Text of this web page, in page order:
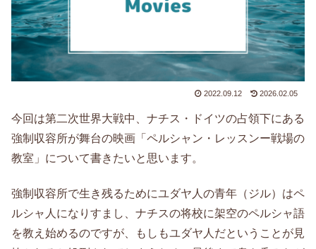
2022.09.12 2026.02.05
今回は第二次世界大戦中、ナチス・ドイツの占領下にある
強制収容所が舞台の映画「ペルシャン・レッスンー戦場の
教室」について書きたいと思います。
強制収容所で生き残るためにユダヤ人の青年（ジル）はペ
ルシャ人になりすまし、ナチスの将校に架空のペルシャ語
を教え始めるのですが、もしもユダヤ人だということが見